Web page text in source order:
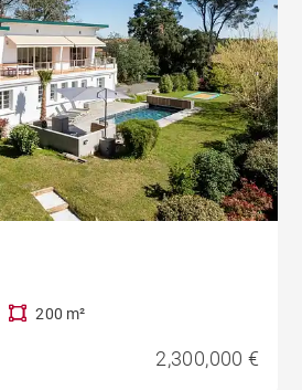
200 m²
2,300,000 €